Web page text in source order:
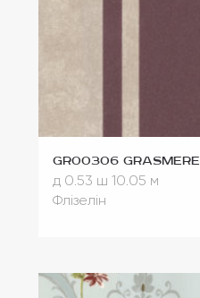
GR00306 Grasmere
д 0.53 ш 10.05 м
Флізелін